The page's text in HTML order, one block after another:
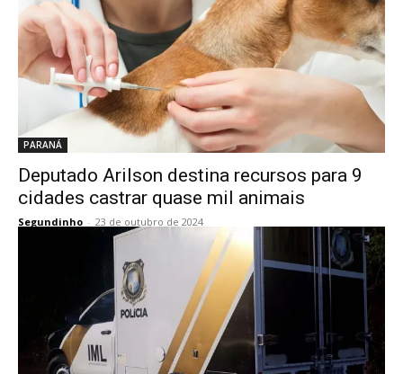
PARANÁ
Deputado Arilson destina recursos para 9
cidades castrar quase mil animais
Segundinho - 23 de outubro de 2024